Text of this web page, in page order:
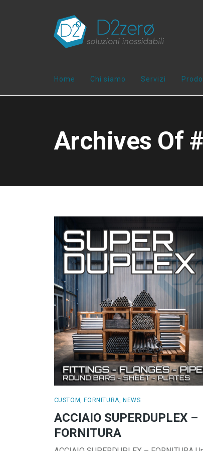
Home Chi siamo Servizi
Archives Of
CUSTOM, FORNITURA, NEWS
ACCIAIO SUPERDUPLEX –
FORNITURA